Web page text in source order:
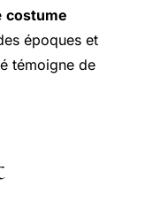
costume
époques et
témoigne de